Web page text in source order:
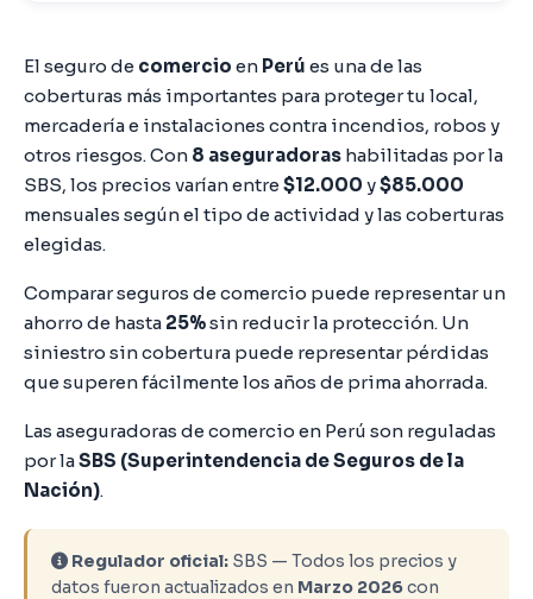
Introducción
El seguro de comercio en Perú es una de las
coberturas más importantes para proteger tu local,
mercadería e instalaciones contra incendios, robos y
otros riesgos. Con 8 aseguradoras habilitadas por la
SBS, los precios varían entre$12.000 y$85.000
mensuales según el tipo de actividad y las coberturas
elegidas.
Comparar seguros de comercio puede representar un
ahorro de hasta 25%sin reducir la protección. Un
siniestro sin cobertura puede representar pérdidas
que superen fácilmente los años de prima ahorrada.
Las aseguradoras de comercio en Perú son reguladas
por laSBS (Superintendencia de Seguros de la
Nación).
Regulador oficial: SBS — Todos los precios y
datos fueron actualizados en Marzo 2026con